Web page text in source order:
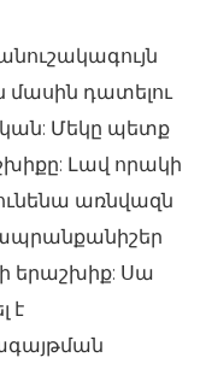
մասին դատելու
Մեկը պետք
Լավ որակի
առնվազն
երաշխիք: Սա
է